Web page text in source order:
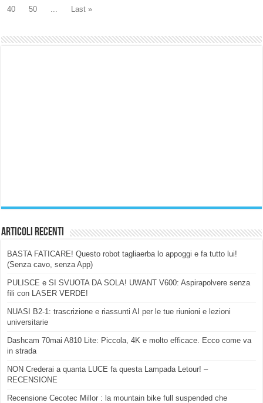
40
50 Last »
Articoli Recenti
BASTA FATICARE! Questo robot tagliaerba lo appoggi e fa tutto lui!
(Senza cavo, senza App)
PULISCE e SI SVUOTA DA SOLA! UWANT V600: Aspirapolvere senza
fili con LASER VERDE!
NUASI B2-1: trascrizione e riassunti AI per le tue riunioni e lezioni
universitarie
Dashcam 70mai A810 Lite: Piccola, 4K e molto efficace. Ecco come va
in strada
NON Crederai a quanta LUCE fa questa Lampada Letour! –
RECENSIONE
Recensione Cecotec Millor : la mountain bike full suspended che